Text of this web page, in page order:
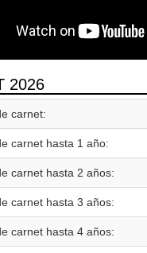
2026
carnet:
carnet hasta 1 año:
carnet hasta 2 años:
carnet hasta 3 años:
carnet hasta 4 años: